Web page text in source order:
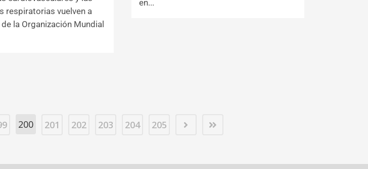
en...
respiratorias vuelven a
la Organización Mundial
200 201 202 203 204 205